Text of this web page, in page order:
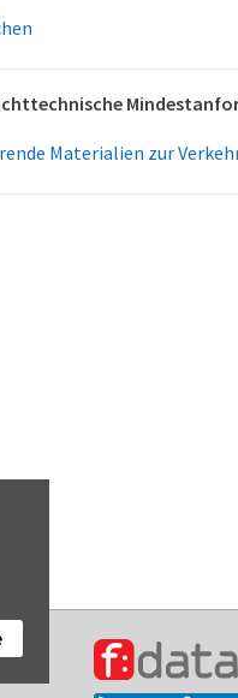
Materialien zur